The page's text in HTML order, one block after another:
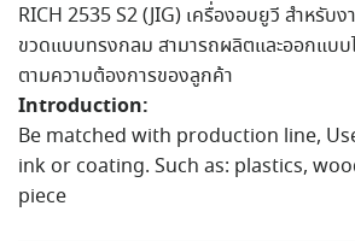
RICH 2535 S2 (JIG) เครื่องอบยูวี สำหรับ
ขวดแบบทรงกลม สามารถผลิตและออกแบ
ตามความต้องการของลูกค้า
Introduction:
Be matched with production line,
ink or coating. Such as: plastics,
piece